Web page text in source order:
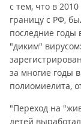
с тем, что в
границу с РФ,
последние годы
"диким"
за многие годы
полиомиелита,
"Переход на
детей